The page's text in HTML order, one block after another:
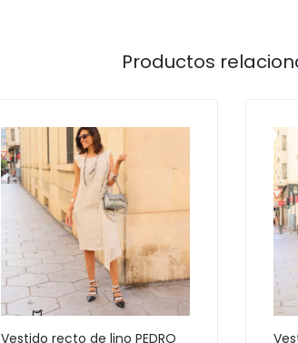
Productos
Vestido recto de lino PEDRO